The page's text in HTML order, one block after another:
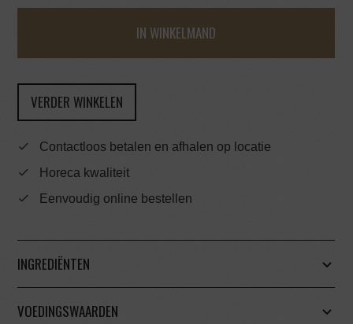
IN WINKELMAND
VERDER WINKELEN
Contactloos betalen en afhalen op locatie
Horeca kwaliteit
Eenvoudig online bestellen
INGREDIËNTEN
VOEDINGSWAARDEN